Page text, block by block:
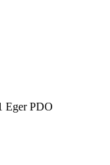
Eger PDO